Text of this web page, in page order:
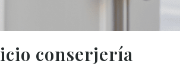
conserjería